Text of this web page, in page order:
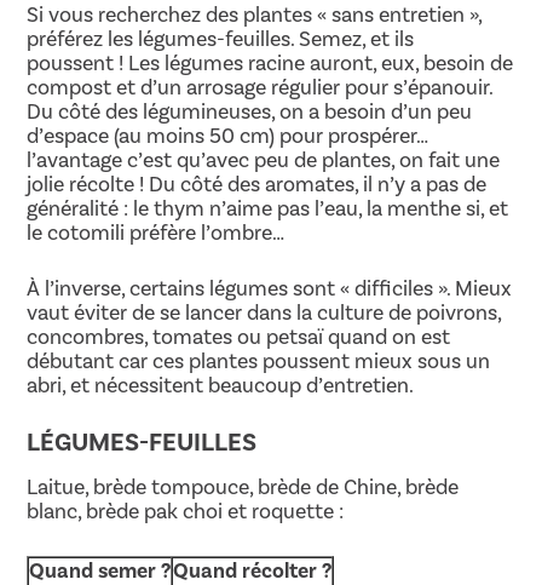
Si vous recherchez des plantes « sans entretien »,
préférez les légumes-feuilles. Semez, et ils
poussent ! Les légumes racine auront, eux, besoin de
compost et d’un arrosage régulier pour s’épanouir.
Du côté des légumineuses, on a besoin d’un peu
d’espace (au moins 50 cm) pour prospérer…
l’avantage c’est qu’avec peu de plantes, on fait une
jolie récolte ! Du côté des aromates, il n’y a pas de
généralité : le thym n’aime pas l’eau, la menthe si, et
le cotomili préfère l’ombre…
À l’inverse, certains légumes sont « difficiles ». Mieux
vaut éviter de se lancer dans la culture de poivrons,
concombres, tomates ou petsaï quand on est
débutant car ces plantes poussent mieux sous un
abri, et nécessitent beaucoup d’entretien.
LÉGUMES-FEUILLES
Laitue, brède tompouce, brède de Chine, brède
blanc, brède pak choi et roquette :
Quand semer ?Quand récolter ?